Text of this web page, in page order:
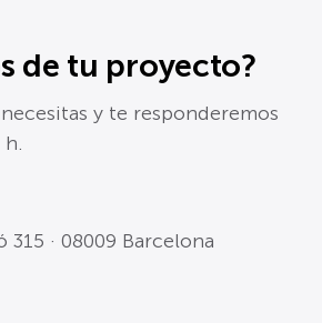
de tu proyecto?
y te responderemos
· 08009 Barcelona